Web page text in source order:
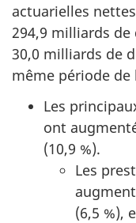
actuarielles
294,9 milliards
30,0 milliards de
même période
Les
ont
(10,9 %).
Les
(6,5 %),